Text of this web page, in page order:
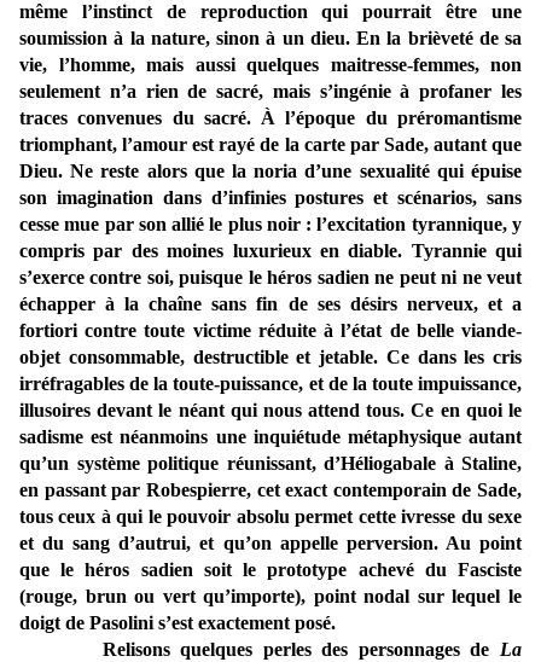
même l’instinct de reproduction qui pourrait être une
soumission à la nature, sinon à un dieu. En la brièveté de sa
vie, l’homme, mais aussi quelques maitresse-femmes, non
seulement n’a rien de sacré, mais s’ingénie à profaner les
traces convenues du sacré. À l’époque du préromantisme
triomphant, l’amour est rayé de la carte par Sade, autant que
Dieu. Ne reste alors que la noria d’une sexualité qui épuise
son imagination dans d’infinies postures et scénarios, sans
cesse mue par son allié le plus noir : l’excitation tyrannique, y
compris par des moines luxurieux en diable. Tyrannie qui
s’exerce contre soi, puisque le héros sadien ne peut ni ne veut
échapper à la chaîne sans fin de ses désirs nerveux, et a
fortiori contre toute victime réduite à l’état de belle viande-
objet consommable, destructible et jetable. Ce dans les cris
irréfragables de la toute-puissance, et de la toute impuissance,
illusoires devant le néant qui nous attend tous. Ce en quoi le
sadisme est néanmoins une inquiétude métaphysique autant
qu’un système politique réunissant, d’Héliogabale à Staline,
en passant par Robespierre, cet exact contemporain de Sade,
tous ceux à qui le pouvoir absolu permet cette ivresse du sexe
et du sang d’autrui, et qu’on appelle perversion. Au point
que le héros sadien soit le prototype achevé du Fasciste
(rouge, brun ou vert qu’importe), point nodal sur lequel le
doigt de Pasolini s’est exactement posé.
Relisons quelques perles des personnages de La